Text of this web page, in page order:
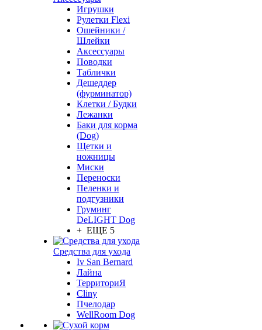
Игрушки
Рулетки Flexi
Ошейники /
Шлейки
Аксессуары
Поводки
Таблички
Дешеддер
(фурминатор)
Клетки / Будки
Лежанки
Баки для корма
(Dog)
Щетки и
ножницы
Миски
Переноски
Пеленки и
подгузники
Груминг
DeLIGHT Dog
+ ЕЩЕ 5
Средства для ухода
Iv San Bernard
Лайна
ТерриториЯ
Cliny
Пчелодар
WellRoom Dog